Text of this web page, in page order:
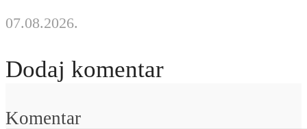
07.08.2026.
Dodaj komentar
Komentar